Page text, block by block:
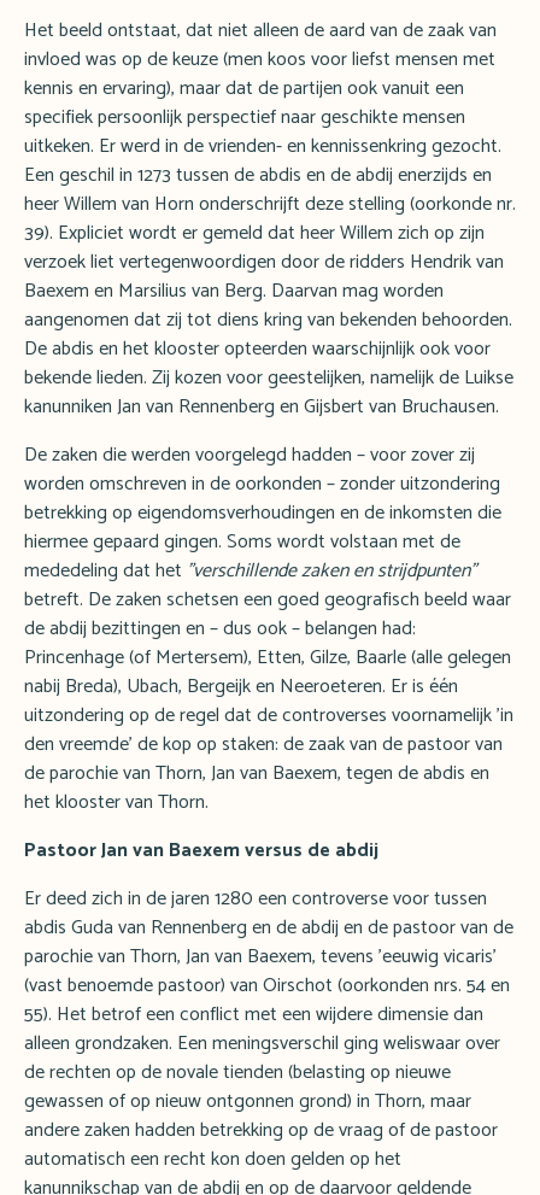
Het beeld ontstaat, dat niet alleen de aard van de zaak van
invloed was op de keuze (men koos voor liefst mensen met
kennis en ervaring), maar dat de partijen ook vanuit een
specifiek persoonlijk perspectief naar geschikte mensen
uitkeken. Er werd in de vrienden- en kennissenkring gezocht.
Een geschil in 1273 tussen de abdis en de abdij enerzijds en
heer Willem van Horn onderschrijft deze stelling (oorkonde nr.
39). Expliciet wordt er gemeld dat heer Willem zich op zijn
verzoek liet vertegenwoordigen door de ridders Hendrik van
Baexem en Marsilius van Berg. Daarvan mag worden
aangenomen dat zij tot diens kring van bekenden behoorden.
De abdis en het klooster opteerden waarschijnlijk ook voor
bekende lieden. Zij kozen voor geestelijken, namelijk de Luikse
kanunniken Jan van Rennenberg en Gijsbert van Bruchausen.
De zaken die werden voorgelegd hadden – voor zover zij
worden omschreven in de oorkonden – zonder uitzondering
betrekking op eigendomsverhoudingen en de inkomsten die
hiermee gepaard gingen. Soms wordt volstaan met de
mededeling dat het "verschillende zaken en strijdpunten"
betreft. De zaken schetsen een goed geografisch beeld waar
de abdij bezittingen en – dus ook – belangen had:
Princenhage (of Mertersem), Etten, Gilze, Baarle (alle gelegen
nabij Breda), Ubach, Bergeijk en Neeroeteren. Er is één
uitzondering op de regel dat de controverses voornamelijk 'in
den vreemde' de kop op staken: de zaak van de pastoor van
de parochie van Thorn, Jan van Baexem, tegen de abdis en
het klooster van Thorn.
Pastoor Jan van Baexem versus de abdij
Er deed zich in de jaren 1280 een controverse voor tussen
abdis Guda van Rennenberg en de abdij en de pastoor van de
parochie van Thorn, Jan van Baexem, tevens 'eeuwig vicaris'
(vast benoemde pastoor) van Oirschot (oorkonden nrs. 54 en
55). Het betrof een conflict met een wijdere dimensie dan
alleen grondzaken. Een meningsverschil ging weliswaar over
de rechten op de novale tienden (belasting op nieuwe
gewassen of op nieuw ontgonnen grond) in Thorn, maar
andere zaken hadden betrekking op de vraag of de pastoor
automatisch een recht kon doen gelden op het
kanunnikschap van de abdij en op de daarvoor geldende